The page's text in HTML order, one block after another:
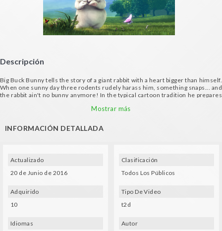
Descripción
Big Buck Bunny tells the story of a giant rabbit with a heart bigger than himself.
When one sunny day three rodents rudely harass him, something snaps... and
the rabbit ain't no bunny anymore! In the typical cartoon tradition he prepares
(c) copyright 2008, Blender Foundation / www.bigbuckbunny.org
Mostrar más
INFORMACIÓN DETALLADA
Actualizado
20 de Junio de 2016
Adquirido
10
Idiomas
Clasificación
Todos Los Públicos
Tipo De Video
t2d
Autor